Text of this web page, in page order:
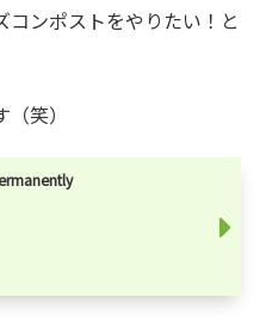
ンポストをやりたい！と
笑）